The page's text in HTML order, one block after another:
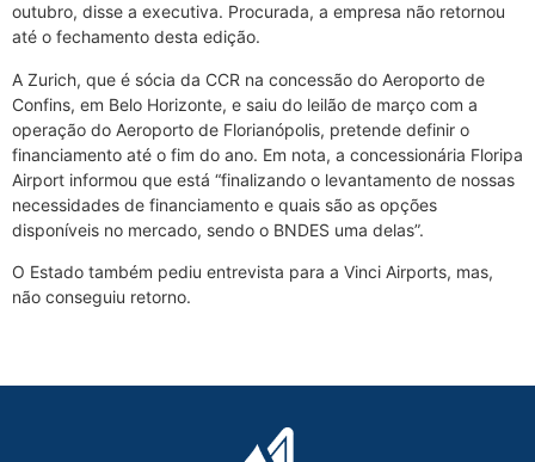
outubro, disse a executiva. Procurada, a empresa não retornou
até o fechamento desta edição.
A Zurich, que é sócia da CCR na concessão do Aeroporto de
Confins, em Belo Horizonte, e saiu do leilão de março com a
operação do Aeroporto de Florianópolis, pretende definir o
financiamento até o fim do ano. Em nota, a concessionária Floripa
Airport informou que está “finalizando o levantamento de nossas
necessidades de financiamento e quais são as opções
disponíveis no mercado, sendo o BNDES uma delas”.
O Estado também pediu entrevista para a Vinci Airports, mas,
não conseguiu retorno.